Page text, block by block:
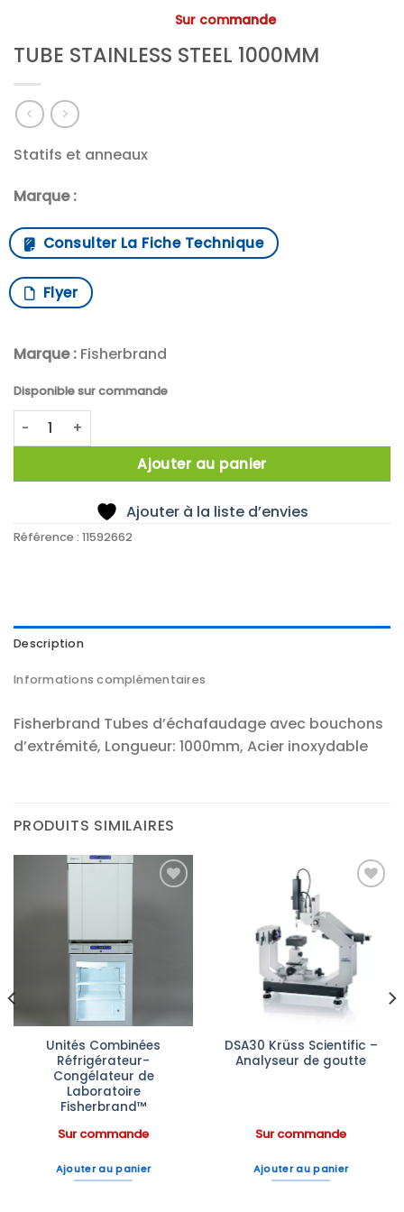
Sur commande
TUBE STAINLESS STEEL 1000MM
Statifs et anneaux
Marque :
Consulter La Fiche Technique
Flyer
Marque : Fisherbrand
Disponible sur commande
quantité de TUBE STAINLESS STEEL 1000MM
Ajouter au panier
Ajouter à la liste d’envies
Référence : 11592662
Description
Informations complémentaires
Fisherbrand Tubes d’échafaudage avec bouchons
d’extrémité, Longueur: 1000mm, Acier inoxydable
PRODUITS SIMILAIRES
Unités Combinées
Réfrigérateur-
Congélateur de
Laboratoire
Fisherbrand™
Sur commande
Ajouter au panier
Ajouter
à la liste
d’envies
DSA30 Krüss Scientific –
Analyseur de goutte
Sur commande
Ajouter au panier